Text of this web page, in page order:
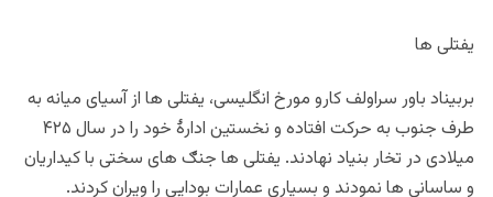
یفتلی ها
بربیناد باور سراولف کارو مورخ انگلیسی، یفتلی ها از آسیای میانه به
طرف جنوب به حرکت افتاده و نخستین ادارۀ خود را در سال ۴۲۵
میلادی در تخار بنیاد نهادند. یفتلی ها جنګ های سختی با کیداریان
و ساسانی ها نمودند و بسیاری عمارات بودایی را ویران کردند.